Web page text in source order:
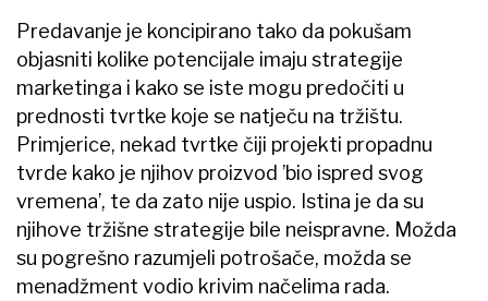
Predavanje je koncipirano tako da pokušam
objasniti kolike potencijale imaju strategije
marketinga i kako se iste mogu predočiti u
prednosti tvrtke koje se natječu na tržištu.
Primjerice, nekad tvrtke čiji projekti propadnu
tvrde kako je njihov proizvod ’bio ispred svog
vremena’, te da zato nije uspio. Istina je da su
njihove tržišne strategije bile neispravne. Možda
su pogrešno razumjeli potrošače, možda se
menadžment vodio krivim načelima rada.